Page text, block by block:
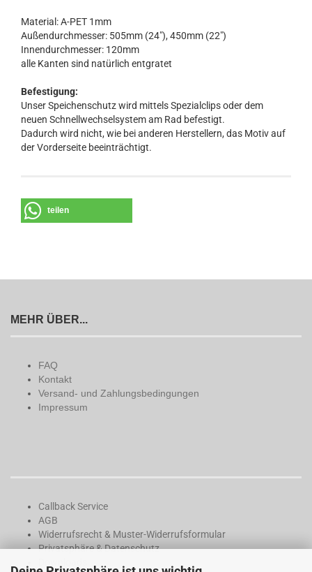
Material: A-PET 1mm
Außendurchmesser: 505mm (24"), 450mm (22")
Innendurchmesser: 120mm
alle Kanten sind natürlich entgratet
Befestigung:
Unser Speichenschutz wird mittels Spezialclips oder dem
neuen Schnellwechselsystem am Rad befestigt.
Dadurch wird nicht, wie bei anderen Herstellern, das Motiv auf
der Vorderseite beeinträchtigt.
teilen
MEHR ÜBER...
FAQ
Kontakt
Versand- und Zahlungsbedingungen
Impressum
Callback Service
AGB
Widerrufsrecht & Muster-Widerrufsformular
Privatsphäre & Datenschutz